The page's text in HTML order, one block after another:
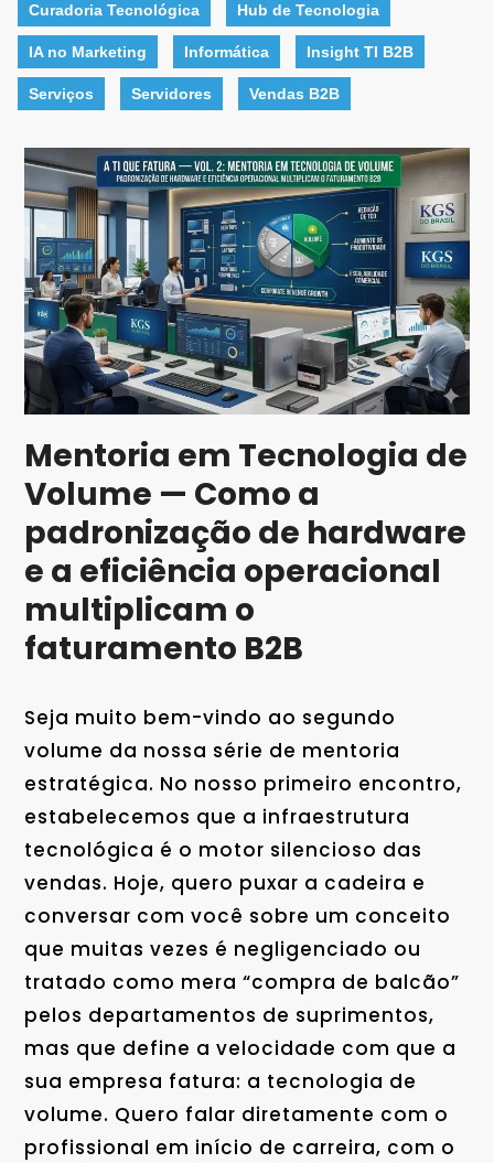
Curadoria Tecnológica Hub de Tecnologia
IA no Marketing Informática Insight TI B2B
Serviços Servidores Vendas B2B
Mentoria em Tecnologia de
Volume — Como a
padronização de hardware
e a eficiência operacional
multiplicam o
faturamento B2B
Seja muito bem-vindo ao segundo
volume da nossa série de mentoria
estratégica. No nosso primeiro encontro,
estabelecemos que a infraestrutura
tecnológica é o motor silencioso das
vendas. Hoje, quero puxar a cadeira e
conversar com você sobre um conceito
que muitas vezes é negligenciado ou
tratado como mera “compra de balcão”
pelos departamentos de suprimentos,
mas que define a velocidade com que a
sua empresa fatura: a tecnologia de
volume. Quero falar diretamente com o
profissional em início de carreira, com o